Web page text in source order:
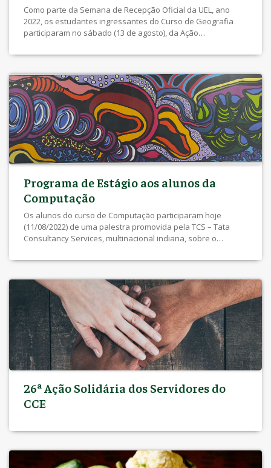
Como parte da Semana de Recepção Oficial da UEL, ano
2022, os estudantes ingressantes do Curso de Geografia
participaram no sábado (13 de agosto), da Ação
Geografia, Secretaria Municipal do Ambiente -
da Região de Londrina – AGL- AGL, do plantio de 70 […]
Programa de Estágio aos alunos da
Computação
Os alunos do curso de Computação participaram hoje
(11/08/2022) de uma palestra promovida pela TCS – Tata
Consultancy Services, multinacional indiana, sobre o
na sala de Multimeios do Centro de Ciências Exatas – CCE e
coordenadora […]
26ª Ação Solidária dos Servidores do
CCE